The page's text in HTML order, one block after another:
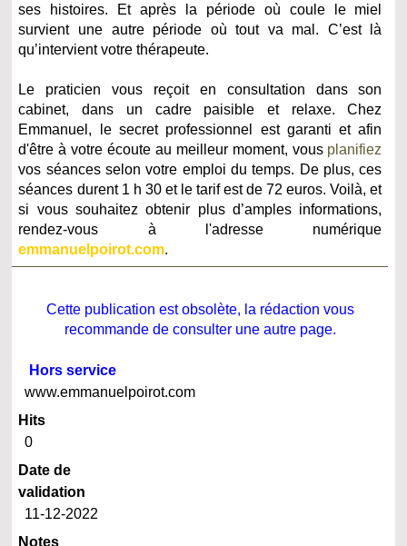
ses histoires. Et après la période où coule le miel
survient une autre période où tout va mal. C’est là
qu’intervient votre thérapeute.
Le praticien vous reçoit en consultation dans son
cabinet, dans un cadre paisible et relaxe. Chez
Emmanuel, le secret professionnel est garanti et afin
d'être à votre écoute au meilleur moment, vous planifiez
vos séances selon votre emploi du temps. De plus, ces
séances durent 1 h 30 et le tarif est de 72 euros. Voilà, et
si vous souhaitez obtenir plus d’amples informations,
rendez-vous à l'adresse numérique
emmanuelpoirot.com.
Cette publication est obsolète, la rédaction vous
recommande de consulter une autre page.
Hors service
www.emmanuelpoirot.com
Hits
0
Date de
validation
11-12-2022
Notes